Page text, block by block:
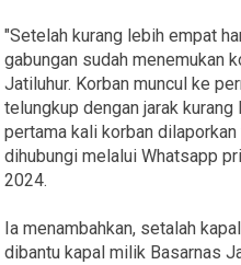
"Setelah kurang lebih empat
gabungan sudah menemukan
Jatiluhur. Korban muncul ke
telungkup dengan jarak
pertama kali korban
dihubungi melalui Whatsapp
2024.
Ia menambahkan, setalah
dibantu kapal milik Basarnas